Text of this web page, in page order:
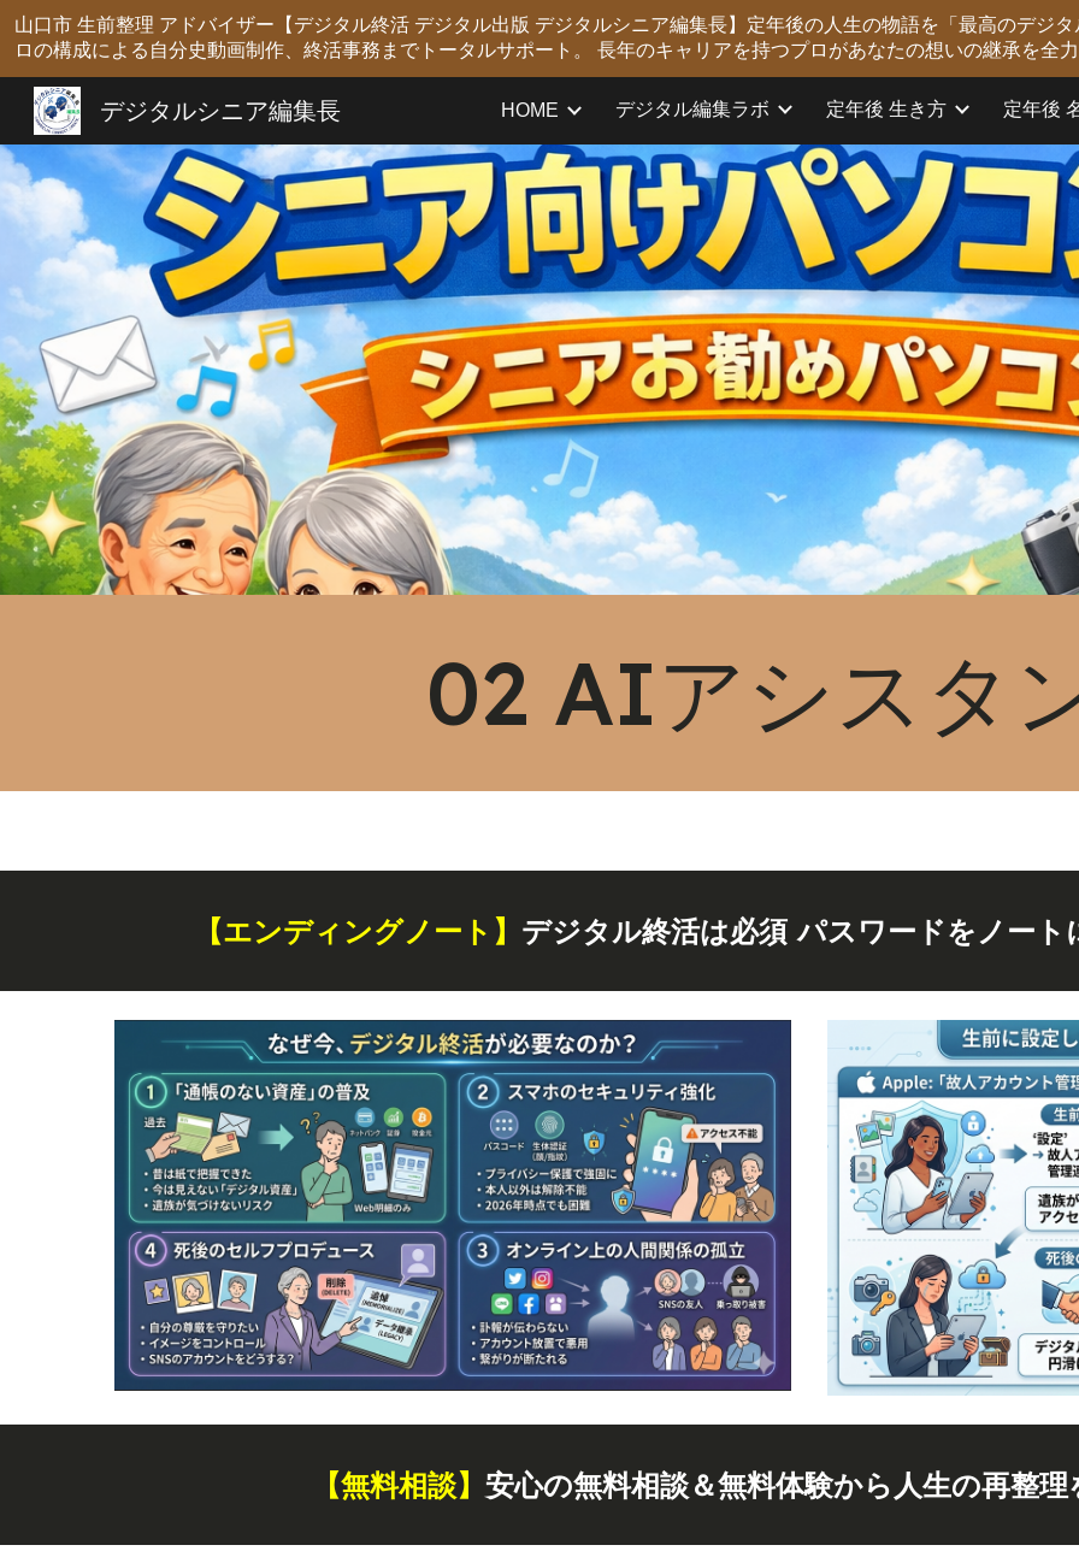
Skip to main content Skip to
山口市 生前整理 アドバイザー【デジタル終活 デジタル出版 デジタルシニア編集長】定年後の人生の物語を「最高のデジ
ロの構成による自分史動画制作、終活事務までトータルサポート。 長年のキャリアを持つプロがあなたの想いの継承を全
デジタルシニア編集長 HOME デジタル編集ラボ 定年後 生き方 定年後
02 AIアシスタ
【エンディングノート】 デジタル終活は必須 パスワードをノー
【無料相談】 安心の無料相談＆無料体験から人生の再整